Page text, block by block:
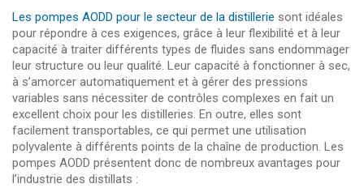
Les pompes AODD pour le secteur de la distillerie sont idéales
pour répondre à ces exigences, grâce à leur flexibilité et à leur
capacité à traiter différents types de fluides sans endommager
leur structure ou leur qualité. Leur capacité à fonctionner à sec,
à s’amorcer automatiquement et à gérer des pressions
variables sans nécessiter de contrôles complexes en fait un
excellent choix pour les distilleries. En outre, elles sont
facilement transportables, ce qui permet une utilisation
polyvalente à différents points de la chaîne de production. Les
pompes AODD présentent donc de nombreux avantages pour
l’industrie des distillats :